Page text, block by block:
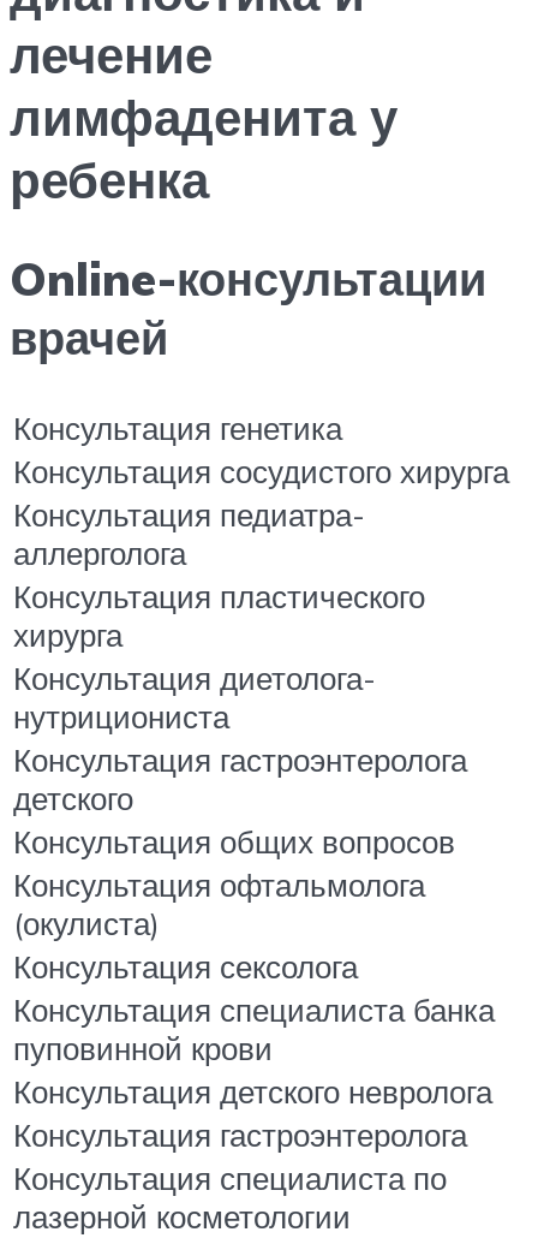
лечение
лимфаденита у
ребенка
Online-консультации
врачей
Консультация генетика
Консультация сосудистого хирурга
Консультация педиатра-
аллерголога
Консультация пластического
хирурга
Консультация диетолога-
нутрициониста
Консультация гастроэнтеролога
детского
Консультация общих вопросов
Консультация офтальмолога
(окулиста)
Консультация сексолога
Консультация специалиста банка
пуповинной крови
Консультация детского невролога
Консультация гастроэнтеролога
Консультация специалиста по
лазерной косметологии